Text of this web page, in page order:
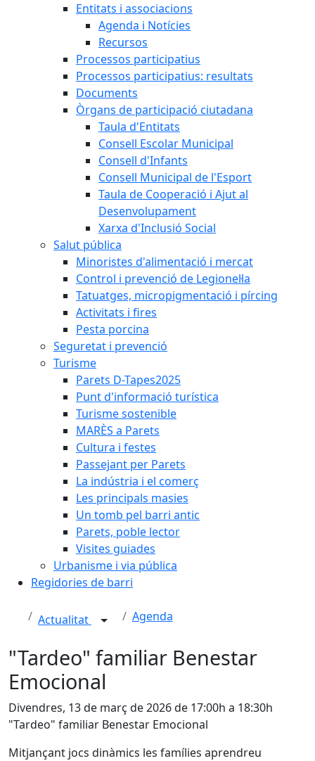
Entitats i associacions
Agenda i Notícies
Recursos
Processos participatius
Processos participatius: resultats
Documents
Òrgans de participació ciutadana
Taula d'Entitats
Consell Escolar Municipal
Consell d'Infants
Consell Municipal de l'Esport
Taula de Cooperació i Ajut al
Desenvolupament
Xarxa d'Inclusió Social
Salut pública
Minoristes d'alimentació i mercat
Control i prevenció de Legionel·la
Tatuatges, micropigmentació i pírcing
Activitats i fires
Pesta porcina
Seguretat i prevenció
Turisme
Parets D-Tapes2025
Punt d'informació turística
Turisme sostenible
MARÈS a Parets
Cultura i festes
Passejant per Parets
La indústria i el comerç
Les principals masies
Un tomb pel barri antic
Parets, poble lector
Visites guiades
Urbanisme i via pública
Regidories de barri
Actualitat Agenda
"Tardeo" familiar Benestar
Emocional
Divendres, 13 de març de 2026 de 17:00h a 18:30h
"Tardeo" familiar Benestar Emocional
Mitjançant jocs dinàmics les famílies aprendreu